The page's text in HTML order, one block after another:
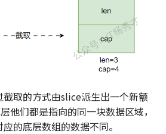
取的方式由slice派生出一个新额
他们都是指向的同一块数据区域，
的底层数组的数据不同。